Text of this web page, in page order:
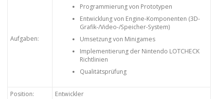
Aufgaben:
Programmierung von Prototypen
Entwicklung von Engine-Komponenten (3D-
Grafik-/Video-/Speicher-System)
Umsetzung von Minigames
Implementierung der Nintendo LOTCHECK
Richtlinien
Qualitätsprüfung
Position:
Entwickler